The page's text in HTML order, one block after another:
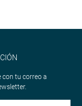
con tu correo a